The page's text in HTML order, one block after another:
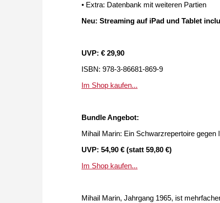
• Extra: Datenbank mit weiteren Partien
Neu: Streaming auf iPad und Tablet
UVP: € 29,90
ISBN: 978-3-86681-869-9
Im Shop kaufen...
Bundle Angebot:
Mihail Marin: Ein Schwarzrepertoire
UVP: 54,90 € (statt 59,80 €)
Im Shop kaufen...
Mihail Marin, Jahrgang 1965, ist